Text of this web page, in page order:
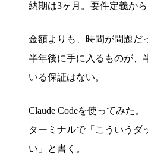
納期は3ヶ月。要件定義から
金額よりも、時間が問題だ
半年後に手に入るものが、
いる保証はない。
Claude Codeを使ってみた。
ターミナルで「こういうダ
い」と書く。